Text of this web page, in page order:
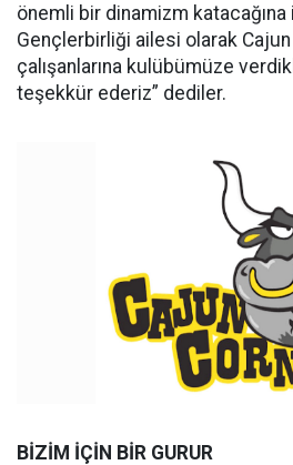
önemli bir dinamizm katacağına
Gençlerbirliği ailesi olarak
çalışanlarına kulübümüze
teşekkür ederiz” dediler.
BİZİM İÇİN BİR GURUR